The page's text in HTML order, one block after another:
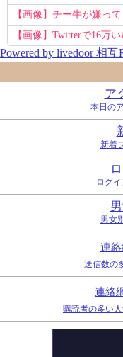
【画像】チー牛が嫌っ
確定ｗｗ
【画像】Twitterで16万
リで草www
Powered by livedoor 相互
ア
本日の
新着
ログ
男女
連
送信数の
連絡
購読者の多い